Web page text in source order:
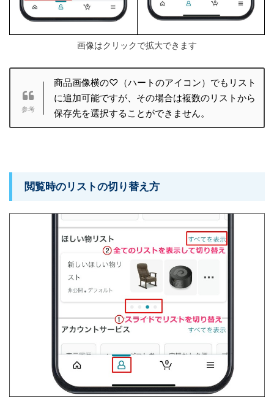
画像はクリックで拡大できます
商品画像横の♡（ハートのアイコン）でもリスト
に追加可能ですが、その場合は複数のリストから
保存先を選択することができません。
閲覧時のリストの切り替え方